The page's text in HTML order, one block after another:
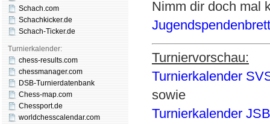
Schach.com
Schachkicker.de
Schach-Ticker.de
Turnierkalender:
chess-results.com
chessmanager.com
DSB-Turnierdatenbank
Chess-map.com
Chessport.de
worldchesscalendar.com
Nimm dir doch mal
Jugendspendenbrett
Turniervorschau:
Turnierkalender
sowie
Turnierkalender